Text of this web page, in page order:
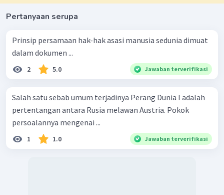
Pertanyaan serupa
Prinsip persamaan hak-hak asasi manusia sedunia dimuat
dalam dokumen ...
2 5.0 Jawaban terverifikasi
Salah satu sebab umum terjadinya Perang Dunia I adalah
pertentangan antara Rusia melawan Austria. Pokok
persoalannya mengenai ...
1 1.0 Jawaban terverifikasi